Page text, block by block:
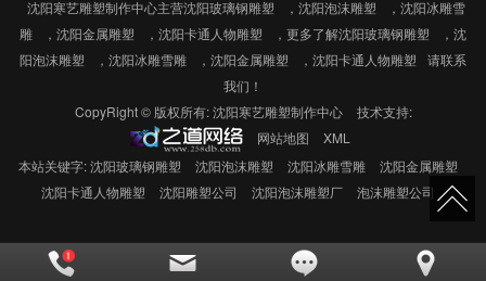
沈阳寒艺雕塑制作中心主营沈阳玻璃钢雕塑 ， 沈阳泡沫雕塑 ， 沈阳冰雕雪
雕
， 沈阳金属雕塑 ， 沈阳卡通人物雕塑 ，更多了解沈阳玻璃钢雕塑 ， 沈
阳泡沫雕塑
， 沈阳冰雕雪雕 ， 沈阳金属雕塑 ， 沈阳卡通人物雕塑
请联系
我们！
CopyRight © 版权所有:沈阳寒艺雕塑制作中心
技术支持:
网站地图
XML
本站关键字:沈阳玻璃钢雕塑 沈阳泡沫雕塑 沈阳冰雕雪雕
沈阳金属雕塑
沈阳卡通人物雕塑
沈阳雕塑公司 沈阳泡沫雕塑厂 泡沫雕塑公司